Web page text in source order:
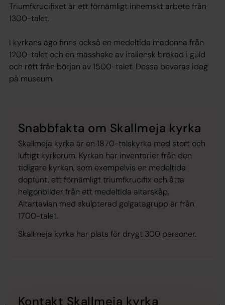
Triumfkrucifixet är ett förnämligt inhemskt arbete från
1300-talet.
I kyrkans ägo finns också en medeltida madonna från
1200-talet och en mässhake av italiensk brokad i guld
och rött från början av 1500-talet. Dessa bevaras idag
på museum.
Snabbfakta om Skallmeja kyrka
Skallmeja kyrka är en 1870-talskyrka med stort och
luftigt kyrkorum. Kyrkan har inventarier från den
tidigare kyrkan, som exempelvis en medeltida
dopfunt, ett förnämligt triumfkrucifix och åtta
helgonbilder från ett medeltida altarskåp.
Altartavlan med skulpterad golgatagrupp är från
1700-talet.
Skallmeja kyrka har plats för drygt 300 personer.
Kontakt Skallmeja kyrka